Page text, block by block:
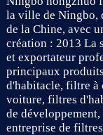
la ville de Ningbo,
de la Chine, avec
création : 2013 La
et exportateur
principaux
d'habitacle, filtre à
voiture, filtres
de
entreprise de